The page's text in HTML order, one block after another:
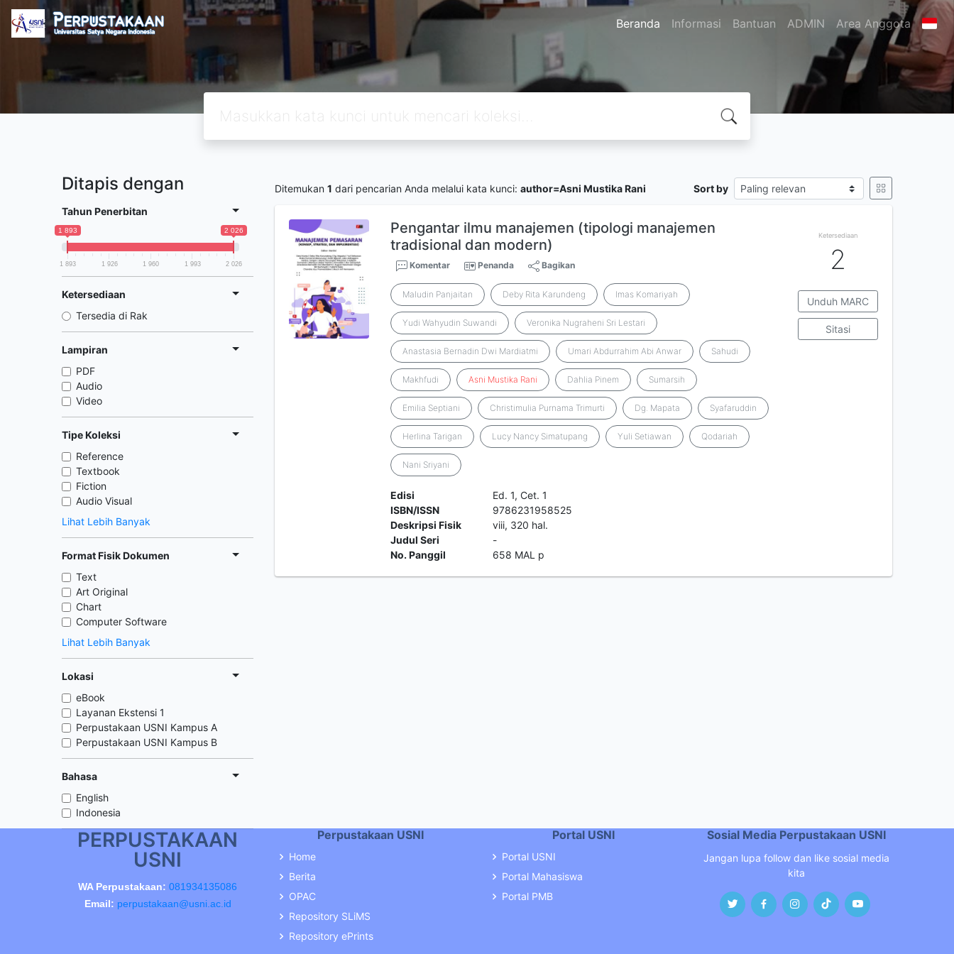
Beranda Informasi Bantuan ADMIN Area Anggota
Ditapis dengan
Tahun Penerbitan
1 893 2 026
1 893 1 926 1 960 1 993 2 026
Ketersediaan
Tersedia di Rak
Lampiran
PDF
Audio
Video
Tipe Koleksi
Reference
Textbook
Fiction
Audio Visual
Lihat Lebih Banyak
Format Fisik Dokumen
Text
Art Original
Chart
Computer Software
Lihat Lebih Banyak
Lokasi
eBook
Layanan Ekstensi 1
Perpustakaan USNI Kampus A
Perpustakaan USNI Kampus B
Bahasa
English
Indonesia
Ditemukan 1 dari pencarian Anda melalui kata kunci: author=Asni Mustika Rani Sort by
Pengantar ilmu manajemen (tipologi manajemen
tradisional dan modern)
Komentar Penanda Bagikan
Maludin Panjaitan Deby Rita Karundeng Imas Komariyah
Yudi Wahyudin Suwandi Veronika Nugraheni Sri Lestari
Anastasia Bernadin Dwi Mardiatmi Umari Abdurrahim Abi Anwar Sahudi
Makhfudi Asni Mustika Rani Dahlia Pinem Sumarsih
Emilia Septiani Christimulia Purnama Trimurti Dg. Mapata Syafaruddin
Herlina Tarigan Lucy Nancy Simatupang Yuli Setiawan Qodariah
Nani Sriyani
Edisi
Ed. 1, Cet. 1
ISBN/ISSN
9786231958525
Deskripsi Fisik
viii, 320 hal.
Judul Seri
-
No. Panggil
658 MAL p
Ketersediaan
2
Unduh MARC
Sitasi
PERPUSTAKAAN
USNI
WA Perpustakaan: 081934135086
Email: perpustakaan@usni.ac.id
Perpustakaan USNI
Home
Berita
OPAC
Repository SLiMS
Repository ePrints
Portal USNI
Portal USNI
Portal Mahasiswa
Portal PMB
Sosial Media Perpustakaan USNI
Jangan lupa follow dan like sosial media
kita